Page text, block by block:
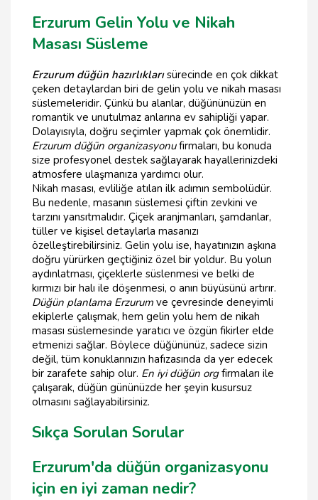
Erzurum Gelin Yolu ve Nikah
Masası Süsleme
Erzurum düğün hazırlıklarısürecinde en çok dikkat
çeken detaylardan biri de gelin yolu ve nikah masası
süslemeleridir. Çünkü bu alanlar, düğününüzün en
romantik ve unutulmaz anlarına ev sahipliği yapar.
Dolayısıyla, doğru seçimler yapmak çok önemlidir.
Erzurum düğün organizasyonufirmaları, bu konuda
size profesyonel destek sağlayarak hayallerinizdeki
atmosfere ulaşmanıza yardımcı olur.
Nikah masası, evliliğe atılan ilk adımın sembolüdür.
Bu nedenle, masanın süslemesi çiftin zevkini ve
tarzını yansıtmalıdır. Çiçek aranjmanları, şamdanlar,
tüller ve kişisel detaylarla masanızı
özelleştirebilirsiniz. Gelin yolu ise, hayatınızın aşkına
doğru yürürken geçtiğiniz özel bir yoldur. Bu yolun
aydınlatması, çiçeklerle süslenmesi ve belki de
kırmızı bir halı ile döşenmesi, o anın büyüsünü artırır.
Düğün planlama Erzurum ve çevresinde deneyimli
ekiplerle çalışmak, hem gelin yolu hem de nikah
masası süslemesinde yaratıcı ve özgün fikirler elde
etmenizi sağlar. Böylece düğününüz, sadece sizin
değil, tüm konuklarınızın hafızasında da yer edecek
bir zarafete sahip olur. En iyi düğün orgfirmaları ile
çalışarak, düğün gününüzde her şeyin kusursuz
olmasını sağlayabilirsiniz.
Sıkça Sorulan Sorular
Erzurum'da düğün organizasyonu
için en iyi zaman nedir?